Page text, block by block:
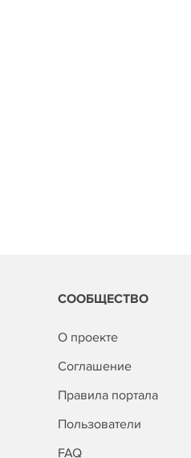
СООБЩЕСТВО
О проекте
Соглашение
Правила портала
Пользователи
FAQ